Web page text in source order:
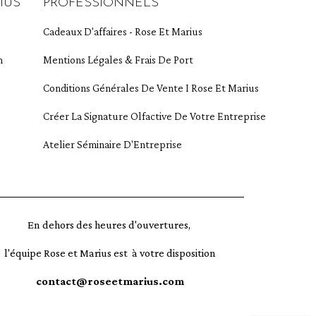
PROFESSIONNELS
Cadeaux D'affaires - Rose Et Marius
Mentions Légales & Frais De Port
Conditions Générales De Vente I Rose Et Marius
Créer La Signature Olfactive De Votre Entreprise
Atelier Séminaire D'Entreprise
En dehors des heures d'ouvertures,
l'équipe Rose et Marius est à votre disposition
contact@roseetmarius.com